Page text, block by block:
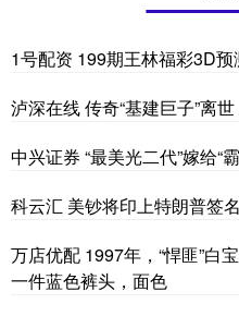
1号配资 199期王林福彩3D
泸深在线 传奇“基建巨子”离
中兴证券 “最美光二代”嫁给“
科云汇 美钞将印上特朗普签
万店优配 1997年，“悍匪”白
一件蓝色裤头，面色